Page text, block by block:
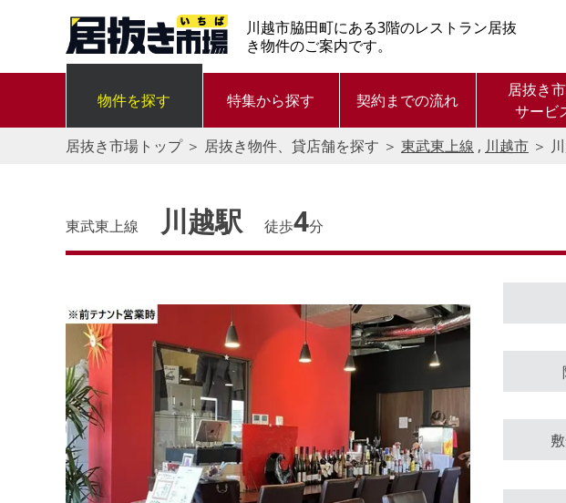
川越市脇田町にある3階のレストラン居抜
き物件のご案内です。
物件を探す 特集から探す 契約までの流れ
居抜き
サービ
居抜き市場トップ＞ 居抜き物件、貸店舗を探す ＞ 東武東上線 , 川越市 ＞
東武東上線 川越駅 徒歩4分
物件